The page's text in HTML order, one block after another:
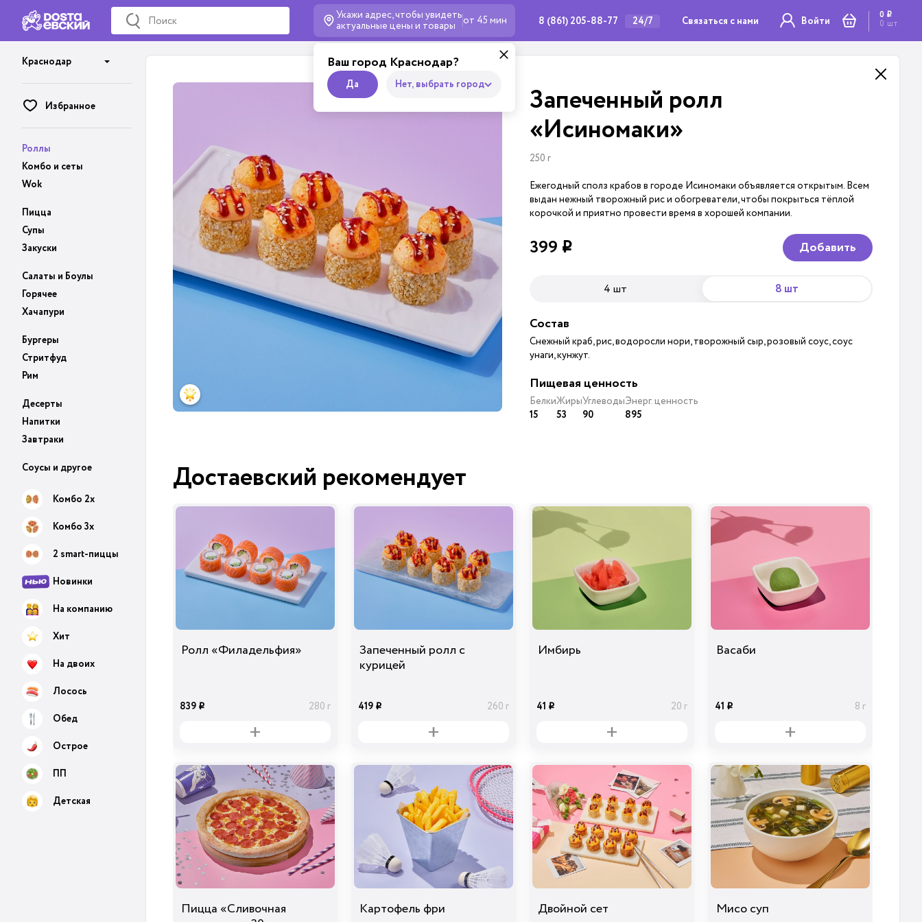
Укажи адрес, чтобы увидеть
актуальные цены и товары от 45 мин
Ваш город Краснодар?
Да Нет, выбрать город
8 (861) 205-88-77 24/7 Связаться с нами Войти 0 i
0 шт.
Краснодар
Избранное
Роллы
Комбо и сеты
Wok
Пицца
Супы
Закуски
Салаты и Боулы
Горячее
Хачапури
Бургеры
Стритфуд
Рим
Десерты
Напитки
Завтраки
Соусы и другое
Комбо 2х
Комбо 3х
2 smart-пиццы
Новинки
На компанию
Хит
На двоих
Лосось
Обед
Острое
ПП
Детская
Запеченный ролл
«Исиномаки»
250 г
Ежегодный сполз крабов в городе Исиномаки объявляется открытым. Всем
выдан нежный творожный рис и обогреватели, чтобы покрыться тёплой
корочкой и приятно провести время в хорошей компании.
399 i Добавить
4 шт 8 шт
Состав
Снежный краб, рис, водоросли нори, творожный сыр, розовый соус, соус
унаги, кунжут.
Пищевая ценность
Белки
15
Жиры
53
Углеводы
90
Энерг. ценность
895
Достаевский рекомендует
Ролл «Филадельфия»
839 i 280 г
Запеченный ролл с
курицей
419 i 260 г
Имбирь
41 i 20 г
Васаби
41 i 8 г
Пицца «Сливочная
Картофель фри Двойной сет Мисо суп